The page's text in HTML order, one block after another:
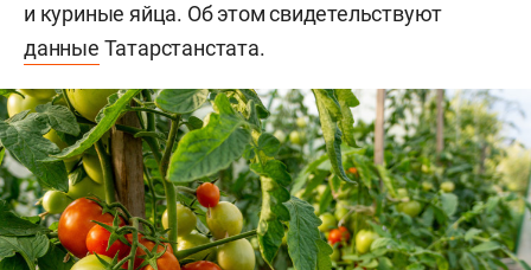
и куриные яйца. Об этом свидетельствуют
данные Татарстанстата.